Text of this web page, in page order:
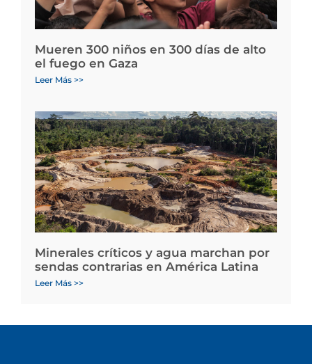
Mueren 300 niños en 300 días de alto
el fuego en Gaza
Leer Más >>
Minerales críticos y agua marchan por
sendas contrarias en América Latina
Leer Más >>